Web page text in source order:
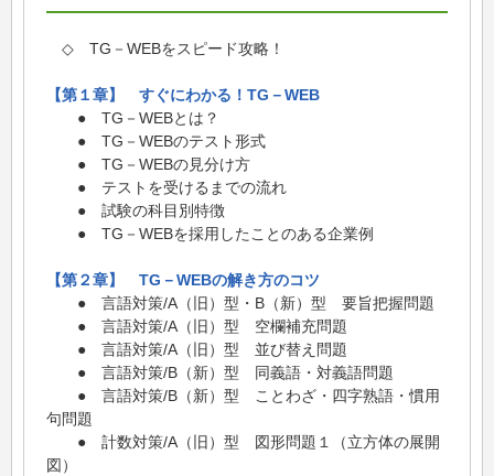
◇ TG－WEBをスピード攻略！
【第１章】 すぐにわかる！TG－WEB
● TG－WEBとは？
● TG－WEBのテスト形式
● TG－WEBの見分け方
● テストを受けるまでの流れ
● 試験の科目別特徴
● TG－WEBを採用したことのある企業例
【第２章】 TG－WEBの解き方のコツ
● 言語対策/A（旧）型・B（新）型 要旨把握問題
● 言語対策/A（旧）型 空欄補充問題
● 言語対策/A（旧）型 並び替え問題
● 言語対策/B（新）型 同義語・対義語問題
● 言語対策/B（新）型 ことわざ・四字熟語・慣用
句問題
● 計数対策/A（旧）型 図形問題１（立方体の展開
図）